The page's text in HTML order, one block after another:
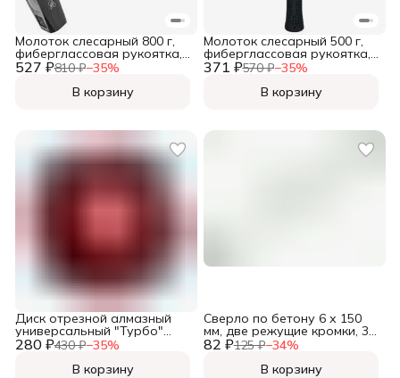
527 ₽810 ₽−35%
Молоток слесарный 800 г,
фиберглассовая рукоятка,
(шт.)
В корзину
371 ₽570 ₽−35%
Молоток слесарный 500 г,
фиберглассовая рукоятка,
(шт.)
В корзину
280 ₽430 ₽−35%
Диск отрезной алмазный
универсальный "Турбо"
волнистый профиль,
В корзину
82 ₽125 ₽−34%
Сверло по бетону 6 х 150
мм, две режущие кромки, 3-
гранный хвостовик,
В корзину